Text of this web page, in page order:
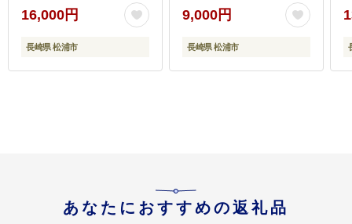
じ さば ぶり 海鮮丼 流
水解凍 お手軽 時短 簡単
人気 冷凍 おいしい 刺身
産 ギフト 長崎県 松浦市
16,000円
長崎県 松浦市
じ さば ぶり 海鮮丼 流
水解凍 お手軽 時短 簡単
人気 冷凍 おいしい 刺身
産 ギフト 長崎県 松浦市
9,000円
長崎県 松浦市
あなたにおすすめの返礼品